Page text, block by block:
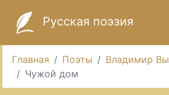
Русская поэзия
Главная Поэты
Владимир
Чужой дом